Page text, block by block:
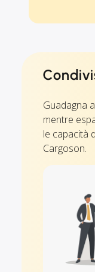
Guadagna
mentre
le capacità
Cargoson.